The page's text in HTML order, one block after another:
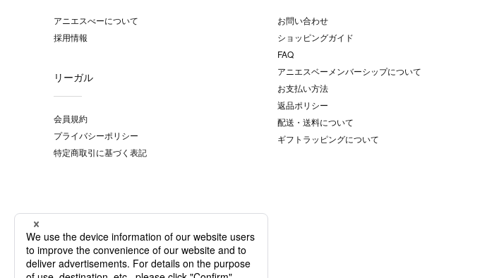
アニエスべーについて
採用情報
リーガル
会員規約
プライバシーポリシー
特定商取引に基づく表記
お問い合わせ
ショッピングガイド
FAQ
アニエスベーメンバーシップについて
お支払い方法
返品ポリシー
配送・送料について
ギフトラッピングについて